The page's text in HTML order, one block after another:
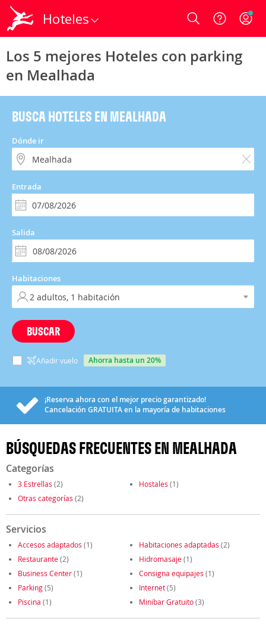
Hoteles Login
Los 5 mejores Hoteles con parking
en Mealhada
BUSCA HOTELES EN MEALHADA
Dónde ir
Entrada
Salida
Habitaciones
BUSCAR
Añadir vuelo ahorra hasta un 20%
¡Reserva ahora con el mejor precio garantizado!
Cancelación GRATUITAen la mayoría de habitaciones
BÚSQUEDAS FRECUENTES EN MEALHADA
Categorías
3 Estrellas (2) Hostales (1)
Otras categorías (2)
Servicios
Accesos adaptados (1) Habitaciones adaptadas (2)
Restaurante(2) Hidromasaje(1)
Business Center(1) Consigna equipajes (1)
Parking(5) Internet(5)
Piscina (1) Minibar Gratuito(3)